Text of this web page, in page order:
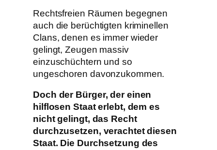
Rechtsfreien Räumen begegnen
auch die berüchtigten kriminellen
Clans, denen es immer wieder
gelingt, Zeugen massiv
einzuschüchtern und so
ungeschoren davonzukommen.
Doch der Bürger, der einen
hilflosen Staat erlebt, dem es
nicht gelingt, das Recht
durchzusetzen, verachtet diesen
Staat. Die Durchsetzung des